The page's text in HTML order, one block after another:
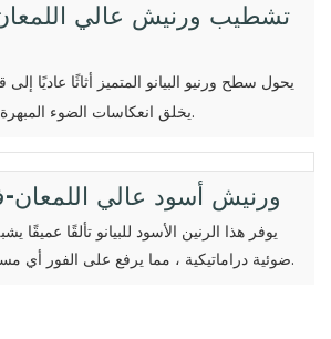
تشطيب ورنيش عالي اللمعان-
يحول سطح ورنيو البيانو المتميز أثاثًا عاديًا
يخلق انعكاسات الضوء المبهرة ومظهر جودة المتحف.
ورنيش أسود عالي
يوفر هذا الرنين الأسود للبيانو تألقًا عميقًا
ضوئية دراماتيكية ، مما يرفع على الفور أي مساحة مع التطور الراقي.